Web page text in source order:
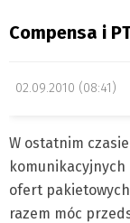
Compensa i
02.09.2010 (08:41)
W ostatnim
komunikacyjnych
ofert
razem móc